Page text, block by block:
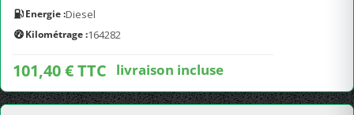
Energie :Diesel
Kilométrage :164282
101,40 € TTC livraison incluse